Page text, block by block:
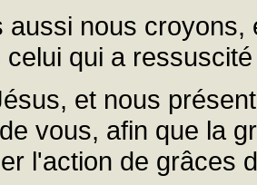
aussi nous
celui qui a
et nous
vous, afin que la
l'action de grâces